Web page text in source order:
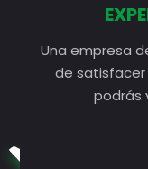
Una empresa
de satisfacer
podrás